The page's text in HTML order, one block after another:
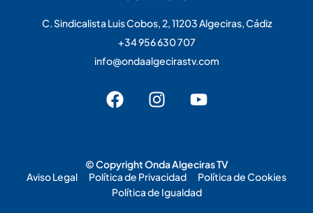
C. Sindicalista Luis Cobos, 2, 11203 Algeciras, Cádiz
+34 956 630 707
info@ondaalgecirastv.com
© Copyright Onda Algeciras TV
Aviso Legal
Política de Privacidad
Política de Cookies
Política de Igualdad